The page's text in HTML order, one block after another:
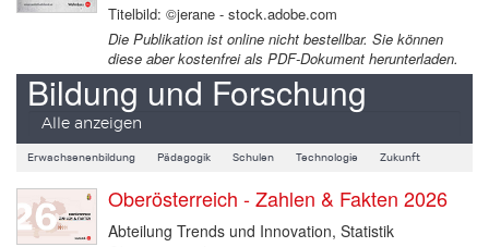
Titelbild: ©jerane - stock.adobe.com
Die Publikation ist online nicht bestellbar. Sie können
diese aber kostenfrei als PDF-Dokument herunterladen.
Bildung und Forschung
Alle anzeigen
Erwachsenenbildung Pädagogik Schulen Technologie Zukunft
Oberösterreich - Zahlen & Fakten 2026
Abteilung Trends und Innovation, Statistik